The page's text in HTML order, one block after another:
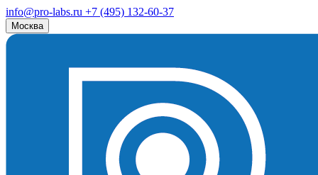
info@pro-labs.ru +7 (495) 132-60-37
Москва